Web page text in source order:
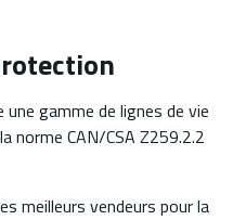
gamme de lignes de vie
norme CAN/CSA Z259.2.2
meilleurs vendeurs pour la